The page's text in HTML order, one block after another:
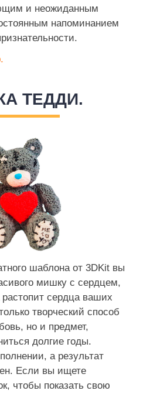
и неожиданным
напоминанием
ТЕДДИ.
шаблона от 3DKit вы
мишку с сердцем,
растопит сердца ваших
творческий способ
но и предмет,
долгие годы.
а результат
Если вы ищете
чтобы показать свою